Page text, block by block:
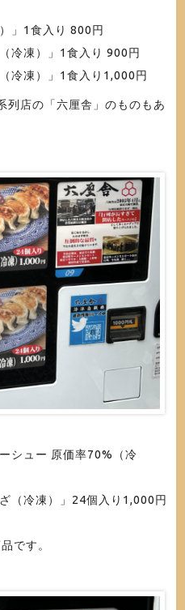
」1食入り 800円
冷凍）」1食入り 900円
冷凍）」1食入り1,000円
列店の「六厘舎」のものもあ
シュー 原価率70%（冷
（冷凍）」24個入り1,000円
です。